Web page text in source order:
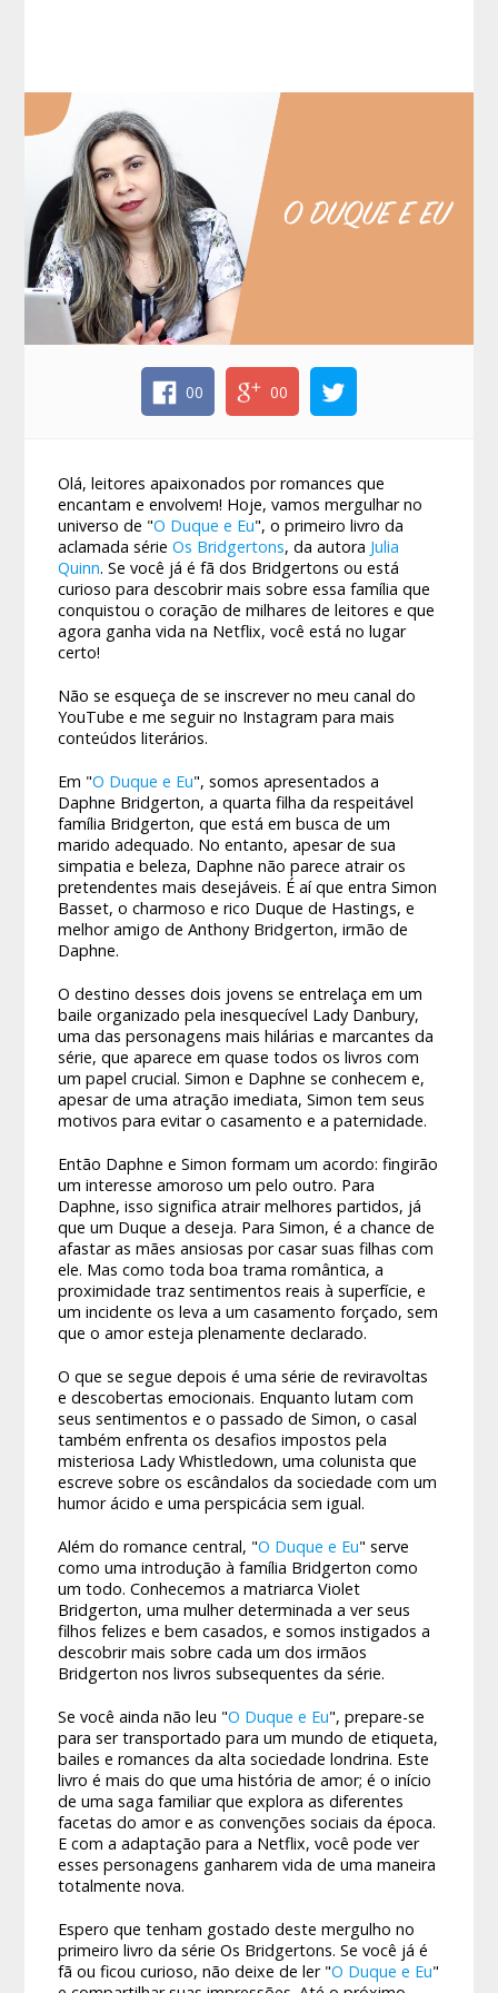
00 00
Olá, leitores apaixonados por romances que
encantam e envolvem! Hoje, vamos mergulhar no
universo de "O Duque e Eu", o primeiro livro da
aclamada sérieOs Bridgertons, da autora Julia
Quinn. Se você já é fã dos Bridgertons ou está
curioso para descobrir mais sobre essa família que
conquistou o coração de milhares de leitores e que
agora ganha vida na Netflix, você está no lugar
certo!
Não se esqueça de se inscrever no meu canal do
YouTube e me seguir no Instagram para mais
conteúdos literários.
Em "O Duque e Eu", somos apresentados a
Daphne Bridgerton, a quarta filha da respeitável
família Bridgerton, que está em busca de um
marido adequado. No entanto, apesar de sua
simpatia e beleza, Daphne não parece atrair os
pretendentes mais desejáveis. É aí que entra Simon
Basset, o charmoso e rico Duque de Hastings, e
melhor amigo de Anthony Bridgerton, irmão de
Daphne.
O destino desses dois jovens se entrelaça em um
baile organizado pela inesquecível Lady Danbury,
uma das personagens mais hilárias e marcantes da
série, que aparece em quase todos os livros com
um papel crucial. Simon e Daphne se conhecem e,
apesar de uma atração imediata, Simon tem seus
motivos para evitar o casamento e a paternidade.
Então Daphne e Simon formam um acordo: fingirão
um interesse amoroso um pelo outro. Para
Daphne, isso significa atrair melhores partidos, já
que um Duque a deseja. Para Simon, é a chance de
afastar as mães ansiosas por casar suas filhas com
ele. Mas como toda boa trama romântica, a
proximidade traz sentimentos reais à superfície, e
um incidente os leva a um casamento forçado, sem
que o amor esteja plenamente declarado.
O que se segue depois é uma série de reviravoltas
e descobertas emocionais. Enquanto lutam com
seus sentimentos e o passado de Simon, o casal
também enfrenta os desafios impostos pela
misteriosa Lady Whistledown, uma colunista que
escreve sobre os escândalos da sociedade com um
humor ácido e uma perspicácia sem igual.
Além do romance central, "O Duque e Eu" serve
como uma introdução à família Bridgerton como
um todo. Conhecemos a matriarca Violet
Bridgerton, uma mulher determinada a ver seus
filhos felizes e bem casados, e somos instigados a
descobrir mais sobre cada um dos irmãos
Bridgerton nos livros subsequentes da série.
Se você ainda não leu "O Duque e Eu", prepare-se
para ser transportado para um mundo de etiqueta,
bailes e romances da alta sociedade londrina. Este
livro é mais do que uma história de amor; é o início
de uma saga familiar que explora as diferentes
facetas do amor e as convenções sociais da época.
E com a adaptação para a Netflix, você pode ver
esses personagens ganharem vida de uma maneira
totalmente nova.
Espero que tenham gostado deste mergulho no
primeiro livro da série Os Bridgertons. Se você já é
fã ou ficou curioso, não deixe de ler "O Duque e Eu"